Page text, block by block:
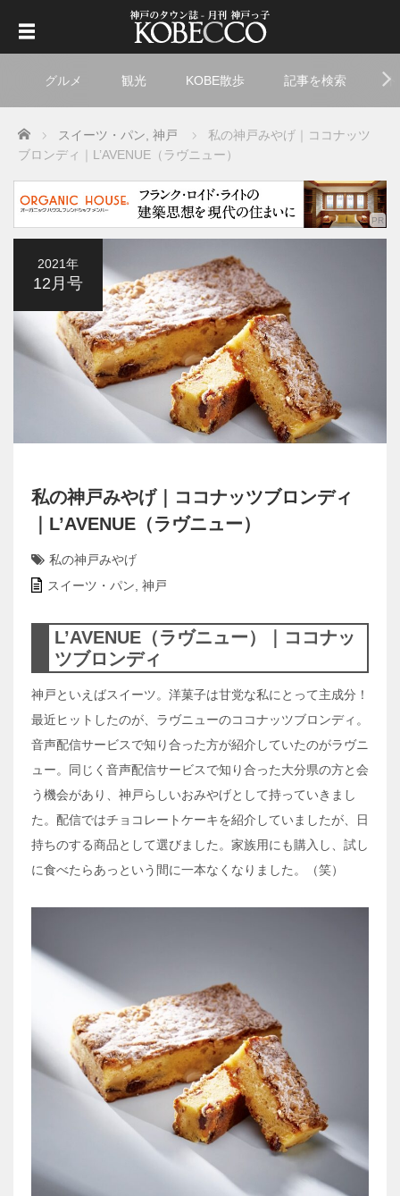
グルメ 観光 KOBE散歩 記事を検索
Home スイーツ・パン 神戸
私の神戸みやげ｜ココナッツ
ブロンディ｜L’AVENUE（ラヴニュー）
2021年
12月号
私の神戸みやげ｜ココナッツブロンディ
｜L’AVENUE（ラヴニュー）
私の神戸みやげ
スイーツ・パン, 神戸
L’AVENUE（ラヴニュー）｜ココナッ
ツブロンディ
神戸といえばスイーツ。洋菓子は甘党な私にとって主成分！
最近ヒットしたのが、ラヴニューのココナッツブロンディ。
音声配信サービスで知り合った方が紹介していたのがラヴニ
ュー。同じく音声配信サービスで知り合った大分県の方と会
う機会があり、神戸らしいおみやげとして持っていきまし
た。配信ではチョコレートケーキを紹介していましたが、日
持ちのする商品として選びました。家族用にも購入し、試し
に食べたらあっという間に一本なくなりました。（笑）